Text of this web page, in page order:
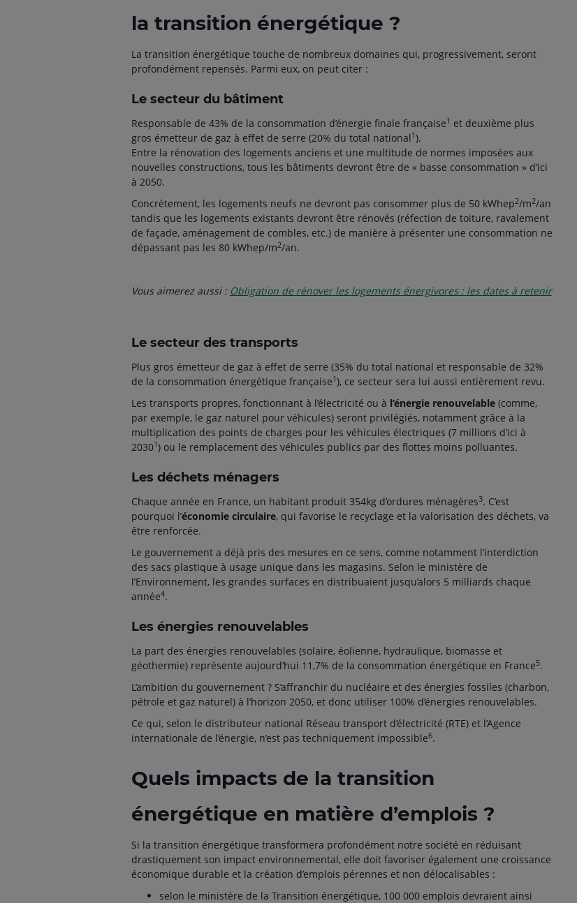
la transition énergétique ?
La transition énergétique touche de nombreux domaines qui, progressivement, seront
profondément repensés. Parmi eux, on peut citer :
Le secteur du bâtiment
Responsable de 43% de la consommation d’énergie finale française1 et deuxième plus
gros émetteur de gaz à effet de serre (20% du total national1).
Entre la rénovation des logements anciens et une multitude de normes imposées aux
nouvelles constructions, tous les bâtiments devront être de « basse consommation » d’ici
à 2050.
Concrètement, les logements neufs ne devront pas consommer plus de 50 kWhep2/m2/an
tandis que les logements existants devront être rénovés (réfection de toiture, ravalement
de façade, aménagement de combles, etc.) de manière à présenter une consommation ne
dépassant pas les 80 kWhep/m2/an.
Vous aimerez aussi : Obligation de rénover les logements énergivores : les dates à retenir
Le secteur des transports
Plus gros émetteur de gaz à effet de serre (35% du total national et responsable de 32%
de la consommation énergétique française1), ce secteur sera lui aussi entièrement revu.
Les transports propres, fonctionnant à l’électricité ou à l’énergie renouvelable(comme,
par exemple, le gaz naturel pour véhicules) seront privilégiés, notamment grâce à la
multiplication des points de charges pour les véhicules électriques (7 millions d’ici à
20301) ou le remplacement des véhicules publics par des flottes moins polluantes.
Les déchets ménagers
Chaque année en France, un habitant produit 354kg d’ordures ménagères3. C’est
pourquoi l’économie circulaire, qui favorise le recyclage et la valorisation des déchets, va
être renforcée.
Le gouvernement a déjà pris des mesures en ce sens, comme notamment l’interdiction
des sacs plastique à usage unique dans les magasins. Selon le ministère de
l’Environnement, les grandes surfaces en distribuaient jusqu’alors 5 milliards chaque
année4.
Les énergies renouvelables
La part des énergies renouvelables (solaire, éolienne, hydraulique, biomasse et
géothermie) représente aujourd’hui 11,7% de la consommation énergétique en France5.
L’ambition du gouvernement ? S’affranchir du nucléaire et des énergies fossiles (charbon,
pétrole et gaz naturel) à l’horizon 2050, et donc utiliser 100% d’énergies renouvelables.
Ce qui, selon le distributeur national Réseau transport d’électricité (RTE) et l’Agence
internationale de l’énergie, n’est pas techniquement impossible6.
Quels impacts de la transition
énergétique en matière d’emplois ?
Si la transition énergétique transformera profondément notre société en réduisant
drastiquement son impact environnemental, elle doit favoriser également une croissance
économique durable et la création d’emplois pérennes et non délocalisables :
selon le ministère de la Transition énergétique, 100 000 emplois devraient ainsi